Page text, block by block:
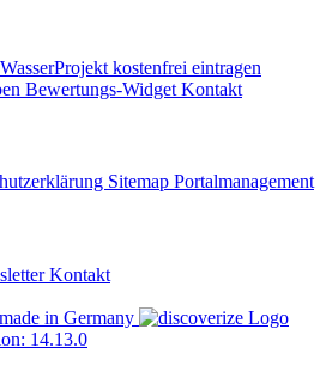
WasserProjekt kostenfrei eintragen
Bewertungs-Widget Kontakt
Sitemap Portalmanagement
Kontakt
in Germany
14.13.0